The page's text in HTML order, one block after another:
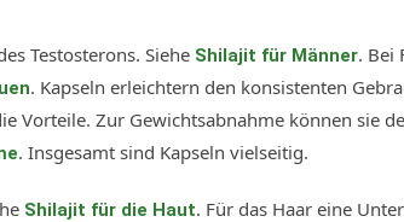
Testosterons. Siehe Shilajit für Männer. Bei
. Kapseln erleichtern den konsistenten
Vorteile. Zur Gewichtsabnahme können sie
. Insgesamt sind Kapseln vielseitig.
Shilajit für die Haut. Für das Haar eine